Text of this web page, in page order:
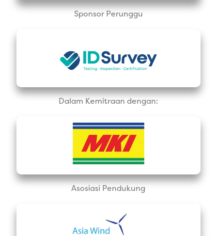
Sponsor Perunggu
Dalam Kemitraan dengan:
Asosiasi Pendukung